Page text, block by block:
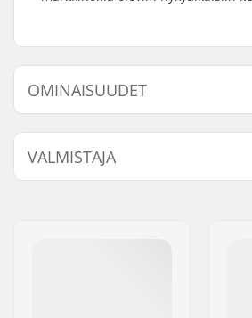
OMINAISUUDET
Kpl per paketti: 2
VALMISTAJA